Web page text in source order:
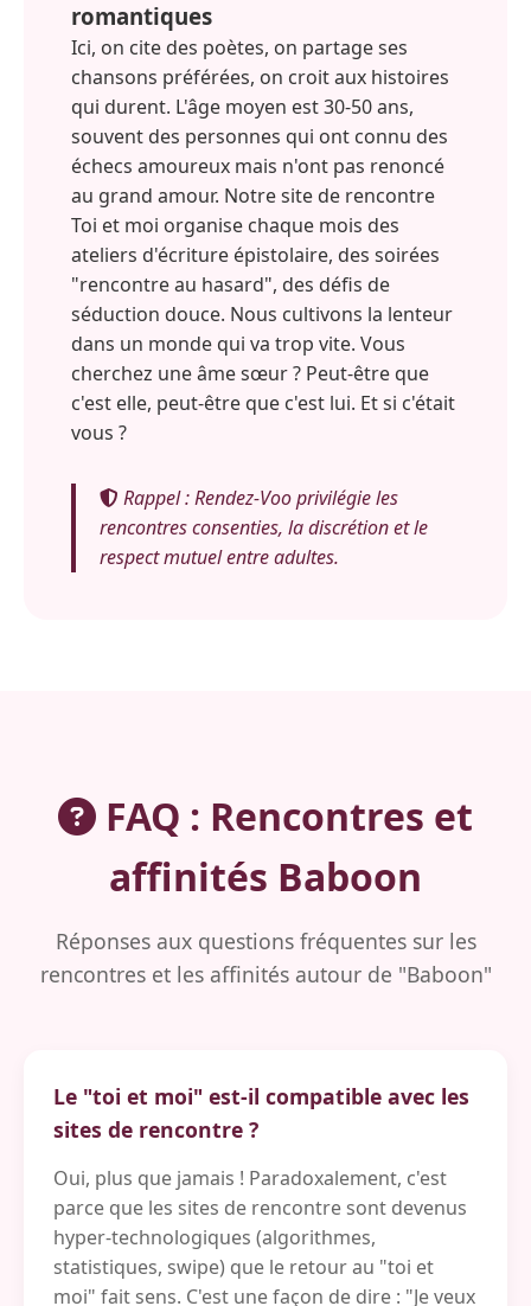
romantiques
Ici, on cite des poètes, on partage ses
chansons préférées, on croit aux histoires
qui durent. L'âge moyen est 30-50 ans,
souvent des personnes qui ont connu des
échecs amoureux mais n'ont pas renoncé
au grand amour. Notre site de rencontre
Toi et moi organise chaque mois des
ateliers d'écriture épistolaire, des soirées
"rencontre au hasard", des défis de
séduction douce. Nous cultivons la lenteur
dans un monde qui va trop vite. Vous
cherchez une âme sœur ? Peut-être que
c'est elle, peut-être que c'est lui. Et si c'était
vous ?
Rappel : Rendez-Voo privilégie les
rencontres consenties, la discrétion et le
respect mutuel entre adultes.
FAQ : Rencontres et
affinités Baboon
Réponses aux questions fréquentes sur les
rencontres et les affinités autour de "Baboon"
Le "toi et moi" est-il compatible avec les
sites de rencontre ?
Oui, plus que jamais ! Paradoxalement, c'est
parce que les sites de rencontre sont devenus
hyper-technologiques (algorithmes,
statistiques, swipe) que le retour au "toi et
moi" fait sens. C'est une façon de dire : "Je veux